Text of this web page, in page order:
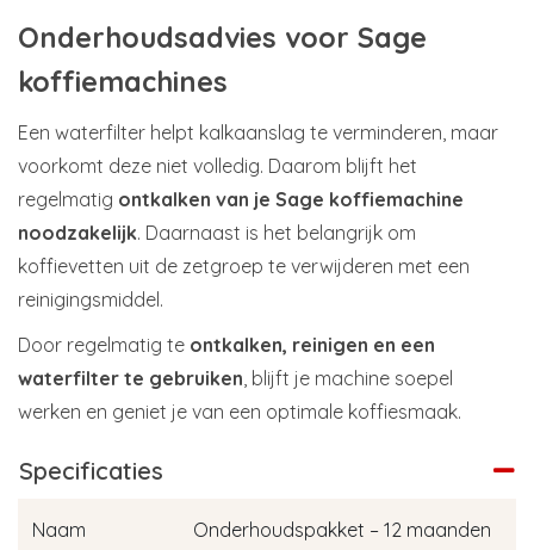
Onderhoudsadvies voor Sage
koffiemachines
Een waterfilter helpt kalkaanslag te verminderen, maar
voorkomt deze niet volledig. Daarom blijft het
regelmatig ontkalken van je Sage koffiemachine
noodzakelijk. Daarnaast is het belangrijk om
koffievetten uit de zetgroep te verwijderen met een
reinigingsmiddel.
Door regelmatig te ontkalken, reinigen en een
waterfilter te gebruiken, blijft je machine soepel
werken en geniet je van een optimale koffiesmaak.
Specificaties
Naam
Onderhoudspakket – 12 maanden